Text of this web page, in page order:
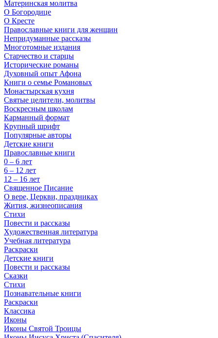
Материнская молитва
О Богородице
О Кресте
Православные книги для женщин
Непридуманные рассказы
Многотомные издания
Старчество и старцы
Исторические романы
Духовный опыт Афона
Книги о семье Романовых
Монастырская кухня
Святые целители, молитвы
Воскресным школам
Карманный формат
Крупный шрифт
Популярные авторы
Детские книги
Православные книги
0 – 6 лет
6 – 12 лет
12 – 16 лет
Священное Писание
О вере, Церкви, праздниках
Жития, жизнеописания
Стихи
Повести и рассказы
Художественная литература
Учебная литература
Раскраски
Детские книги
Повести и рассказы
Сказки
Стихи
Познавательные книги
Раскраски
Классика
Иконы
Иконы Святой Троицы